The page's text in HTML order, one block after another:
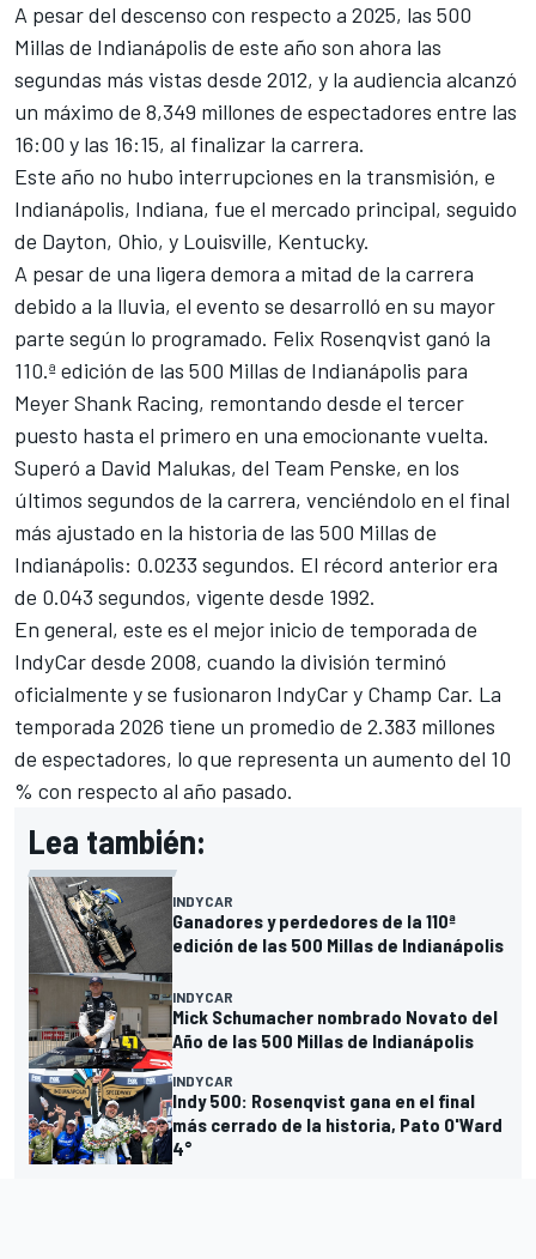
A pesar del descenso con respecto a 2025, las 500
Millas de Indianápolis de este año son ahora las
segundas más vistas desde 2012, y la audiencia alcanzó
un máximo de 8,349 millones de espectadores entre las
16:00 y las 16:15, al finalizar la carrera.
Este año no hubo interrupciones en la transmisión, e
Indianápolis, Indiana, fue el mercado principal, seguido
de Dayton, Ohio, y Louisville, Kentucky.
A pesar de una ligera demora a mitad de la carrera
debido a la lluvia, el evento se desarrolló en su mayor
parte según lo programado. Felix Rosenqvist ganó la
110.ª edición de las 500 Millas de Indianápolis para
Meyer Shank Racing, remontando desde el tercer
puesto hasta el primero en una emocionante vuelta.
Superó a David Malukas, del Team Penske, en los
últimos segundos de la carrera, venciéndolo en el final
más ajustado en la historia de las 500 Millas de
Indianápolis: 0.0233 segundos. El récord anterior era
de 0.043 segundos, vigente desde 1992.
En general, este es el mejor inicio de temporada de
IndyCar desde 2008, cuando la división terminó
oficialmente y se fusionaron IndyCar y Champ Car. La
temporada 2026 tiene un promedio de 2.383 millones
de espectadores, lo que representa un aumento del 10
% con respecto al año pasado.
Lea también:
INDYCAR
Ganadores y perdedores de la 110ª
edición de las 500 Millas de Indianápolis
INDYCAR
Mick Schumacher nombrado Novato del
Año de las 500 Millas de Indianápolis
INDYCAR
Indy 500: Rosenqvist gana en el final
más cerrado de la historia, Pato O'Ward
4°